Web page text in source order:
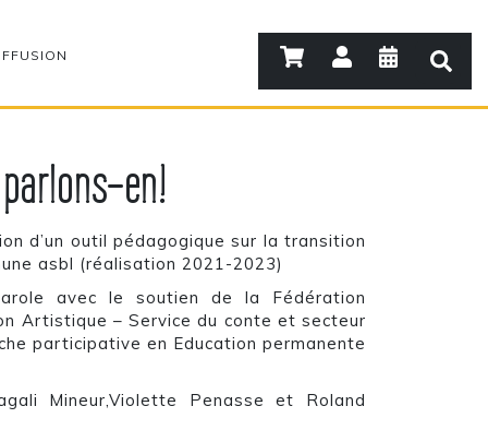
en!
d’un outil pédagogique sur la transition
asbl (réalisation 2021-2023)
avec le soutien de la Fédération
Artistique – Service du conte et secteur
participative en Education permanente
Mineur,Violette Penasse et Roland